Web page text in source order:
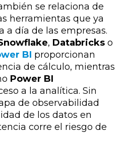
se relaciona de
herramientas que ya
a día de las empresas.
, Databricks o
BI proporcionan
de cálculo, mientras
Power BI
a la analítica. Sin
de observabilidad
de los datos en
corre el riesgo de